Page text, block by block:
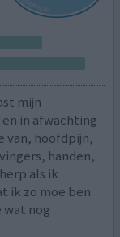
mijn
in afwachting
van, hoofdpijn,
handen,
als ik
ik zo moe ben
wat nog